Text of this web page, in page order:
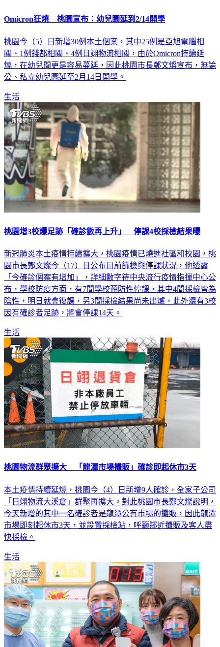
Omicron狂燒 桃園宣布：幼兒園延到2/14開學
桃園今（5）日新增30例本土個案，其中25例是亞旭電腦相
關、1例錢都相關、4例日翊物流相關，由於Omicron持續延
燒，在幼兒間更是容易蔓延，因此桃園市長鄭文燦宣布，無論
公、私立幼兒園延至2月14日開學。
生活
桃園增3校爆足跡「確診數再上升」 停課4校採檢結果曝
新冠肺炎本土疫情持續擴大，桃園疫情已燒進社區和校園，桃
園市長鄭文燦今（17）日公布目前篩檢與停課狀況，他透露
「今確診個案有增加」，詳細數字待中央流行疫情指揮中心公
布，學校防疫方面，有7間學校預防性停課，其中4間採檢皆為
陰性，明日就會復課，另3間採檢結果尚未出爐，此外還有3校
因有確診者足跡，將會停課14天。
生活
桃園物流群聚擴大 「龍潭市場攤販」確診即起休市3天
本土疫情持續延燒，桃園今（4）日新增9人確診，全家子公司
「日翊物流大溪倉」群聚再擴大。對此桃園市長鄭文燦說明，
今天新增的其中一名確診者是龍潭公有市場的攤販，因此龍潭
市場即刻起休市3天，並設置採檢站，呼籲鄰近攤販及客人盡
快採檢。
生活